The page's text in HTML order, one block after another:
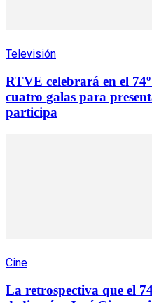
Televisión
RTVE celebrará en el
cuatro galas para
participa
Cine
La retrospectiva que el